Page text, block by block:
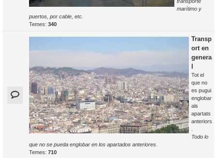
marítimo y
puertos, por cable, etc.
Temes: 340
Transp
ort en
genera
Tot el
que no
es pugui
englobar
als
apartats
anteriors
Todo lo
que no se pueda englobar en los apartados anteriores.
Temes: 710